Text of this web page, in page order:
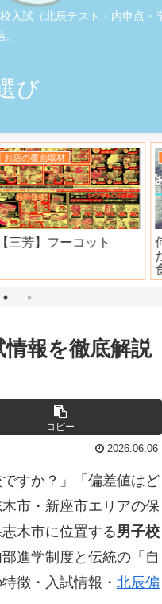
試（北辰テスト・内申点
。
び
お店の覆面取材
地元本格寿司屋。おり
報を徹底解説
コピー
2026.06.06
すか？」「偏差値はど
市・新座市エリアの保
木市に位置する男子校
進学制度と伝統の「自
徴・入試情報・ 北辰偏